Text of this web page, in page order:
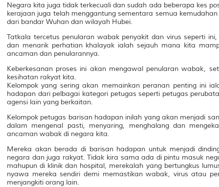
Negara kita juga tidak terkecuali dan sudah ada beberapa kes
kerajaan juga telah menggantung sementara semua
dari bandar Wuhan dan wilayah Hubei.
Tatkala tercetus penularan wabak penyakit dan virus seperti
dan menarik perhatian khalayak ialah sejauh mana kita
ancaman dan penularannya.
Keberkesanan proses ini akan mengawal penularan wabak,
kesihatan rakyat kita.
Kelompok yang sering akan memainkan peranan penting ini
hadapan dari pelbagai kategori petugas seperti petugas
agensi lain yang berkaitan.
Kelompok petugas barisan hadapan inilah yang akan menjadi
dalam mengenal pasti, menyaring, menghalang dan
ancaman wabak di negara kita.
Mereka akan berada di barisan hadapan untuk menjadi
negara dan juga rakyat. Tidak kira sama ada di pintu masuk
mahupun di klinik dan hospital, merekalah yang bertungkus
nyawa mereka sendiri demi memastikan wabak, virus atau
menjangkiti orang lain.